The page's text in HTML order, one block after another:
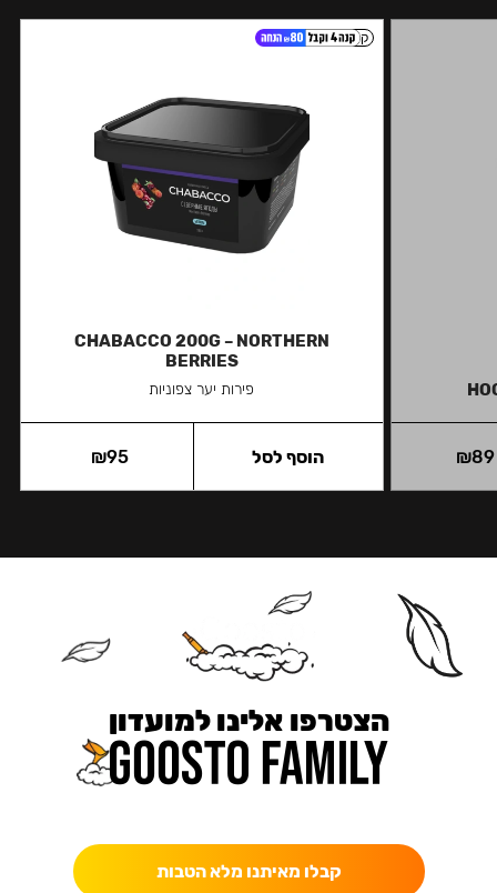
₪89
קל
CHABACCO 200G – NORTHERN
BERRIES
פירות יער צפוניות
₪95 הוסף לסל
הצטרפו אלינו למועדון
קבלו מאיתנו מלא הטבות